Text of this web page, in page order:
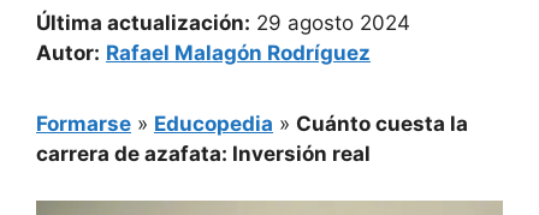
Última actualización: 29 agosto 2024
Autor: Rafael Malagón Rodríguez
Formarse » Educopedia » Cuánto cuesta la
carrera de azafata: Inversión real